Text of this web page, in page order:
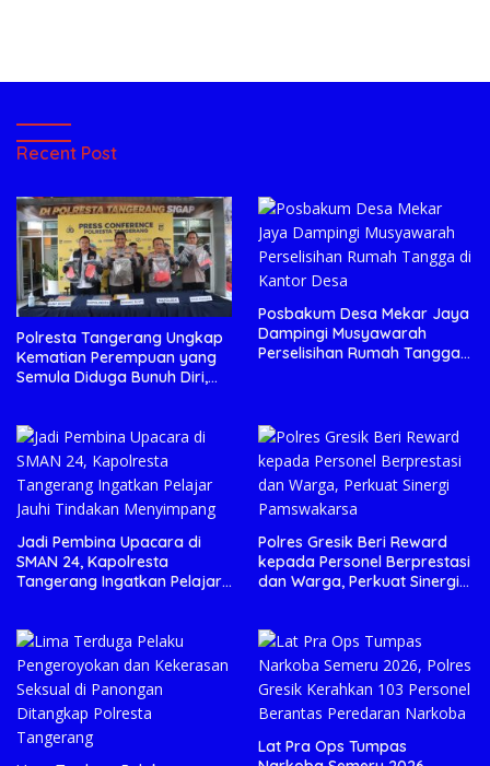
Recent Post
Polresta Tangerang Ungkap
Kematian Perempuan yang
Semula Diduga Bunuh Diri,
Posbakum Desa Mekar Jaya
Dampingi Musyawarah
Perselisihan Rumah Tangga
Jadi Pembina Upacara di
SMAN 24, Kapolresta
Tangerang Ingatkan Pelajar
Polres Gresik Beri Reward
kepada Personel Berprestasi
dan Warga, Perkuat Sinergi
Lat Pra Ops Tumpas